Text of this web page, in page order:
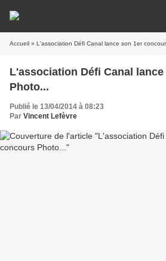
Accueil » L'association Défi Canal lance son 1er
L'association Défi Canal
Photo...
Publié le 13/04/2014 à 08:23
Par Vincent Lefèvre